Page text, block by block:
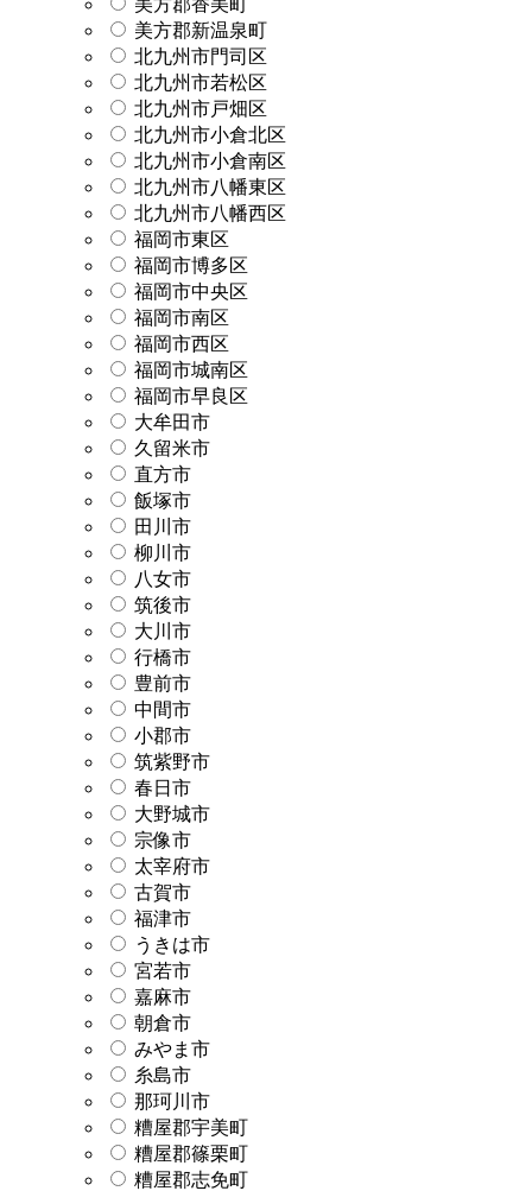
美方郡新温泉町
北九州市門司区
北九州市若松区
北九州市戸畑区
北九州市小倉北区
北九州市小倉南区
北九州市八幡東区
北九州市八幡西区
福岡市東区
福岡市博多区
福岡市中央区
福岡市南区
福岡市西区
福岡市城南区
福岡市早良区
大牟田市
久留米市
直方市
飯塚市
田川市
柳川市
八女市
筑後市
大川市
行橋市
豊前市
中間市
小郡市
筑紫野市
春日市
大野城市
宗像市
太宰府市
古賀市
福津市
うきは市
宮若市
嘉麻市
朝倉市
みやま市
糸島市
那珂川市
糟屋郡宇美町
糟屋郡篠栗町
糟屋郡志免町